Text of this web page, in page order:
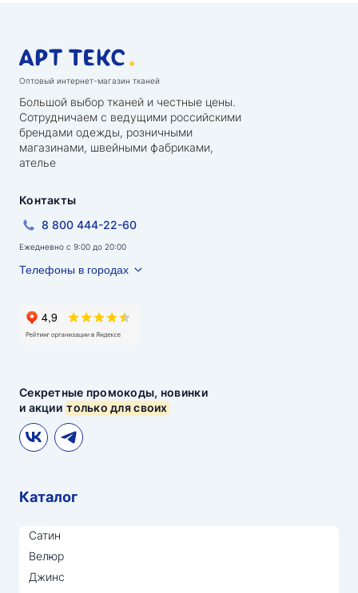
Оптовый интернет-магазин тканей
Большой выбор тканей и честные цены.
Сотрудничаем с ведущими российскими
брендами одежды, розничными
магазинами, швейными фабриками,
ателье
Секретные промокоды, новинки
и акциитолько для своих
Контакты
8 800 444-22-60
Ежедневно с 9:00 до 20:00
Телефоны в городах
Каталог
Сатин
Велюр
Джинс